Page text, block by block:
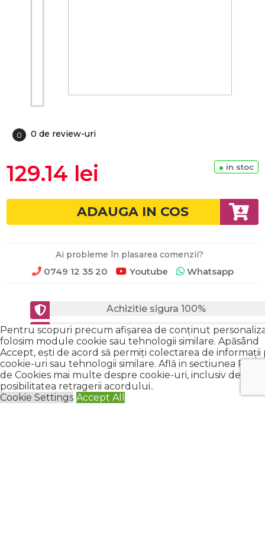
0 0 de review-uri
129.14 lei ● in stoc
ADAUGA IN COS
Ai probleme în plasarea comenzii?
0749 12 35 20 Youtube Whatsapp
Achizitie sigura 100%
Satisfactie garantata 100%
Livrare prin curier rapid
Pentru scopuri precum afișarea de conținut
folosim module cookie sau tehnologii similare. Apăsând
Accept, ești de acord să permiți colectarea de informații
cookie-uri sau tehnologii similare. Află in sectiunea
de Cookies mai multe despre cookie-uri, inclusiv despre
posibilitatea retragerii acordului..
Cookie Settings Accept All